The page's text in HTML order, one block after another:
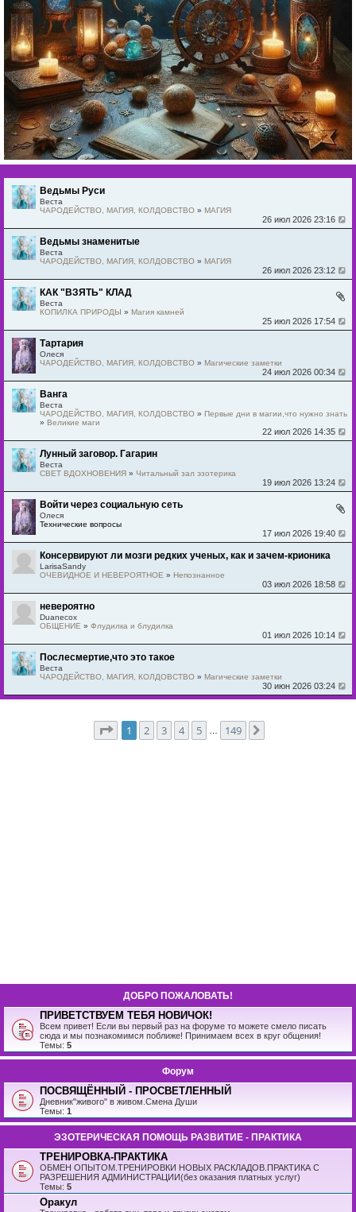
Ведьмы Руси
Веста
ЧАРОДЕЙСТВО, МАГИЯ, КОЛДОВСТВО » МАГИЯ
26 июл 2026 23:16
Ведьмы знаменитые
Веста
ЧАРОДЕЙСТВО, МАГИЯ, КОЛДОВСТВО » МАГИЯ
26 июл 2026 23:12
КАК "ВЗЯТЬ" КЛАД
Веста
КОПИЛКА ПРИРОДЫ » Магия камней
25 июл 2026 17:54
Тартария
Олеся
ЧАРОДЕЙСТВО, МАГИЯ, КОЛДОВСТВО » Магические заметки
24 июл 2026 00:34
Ванга
Веста
ЧАРОДЕЙСТВО, МАГИЯ, КОЛДОВСТВО » Первые дни в магии,что нужно знать
» Великие маги
22 июл 2026 14:35
Лунный заговор. Гагарин
Веста
СВЕТ ВДОХНОВЕНИЯ » Читальный зал эзотерика
19 июл 2026 13:24
Войти через социальную сеть
Олеся
Технические вопросы
17 июл 2026 19:40
Консервируют ли мозги редких ученых, как и зачем-крионика
LarisaSandy
ОЧЕВИДНОЕ И НЕВЕРОЯТНОЕ » Непознанное
03 июл 2026 18:58
невероятно
Duanecox
ОБЩЕНИЕ » Флудилка и блудилка
01 июл 2026 10:14
Послесмертие,что это такое
Веста
ЧАРОДЕЙСТВО, МАГИЯ, КОЛДОВСТВО » Магические заметки
30 июн 2026 03:24
Страница1 из 149
1 2 3 4 5 149
ДОБРО ПОЖАЛОВАТЬ!
ПРИВЕТСТВУЕМ ТЕБЯ НОВИЧОК!
Всем привет! Если вы первый раз на форуме то можете смело писать
сюда и мы познакомимся поближе! Принимаем всех в круг общения!
Темы: 5
Форум
ПОСВЯЩЁННЫЙ - ПРОСВЕТЛЕННЫЙ
Дневник"живого" в живом.Смена Души
Темы: 1
ЭЗОТЕРИЧЕСКАЯ ПОМОЩЬ РАЗВИТИЕ - ПРАКТИКА
ТРЕНИРОВКА-ПРАКТИКА
ОБМЕН ОПЫТОМ.ТРЕНИРОВКИ НОВЫХ РАСКЛАДОВ.ПРАКТИКА С
РАЗРЕШЕНИЯ АДМИНИСТРАЦИИ(без оказания платных услуг)
Темы: 5
Оракул